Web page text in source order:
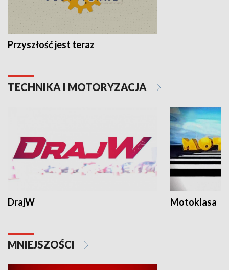
Przyszłość jest teraz
TECHNIKA I MOTORYZACJA
DrajW Motoklasa
MNIEJSZOŚCI